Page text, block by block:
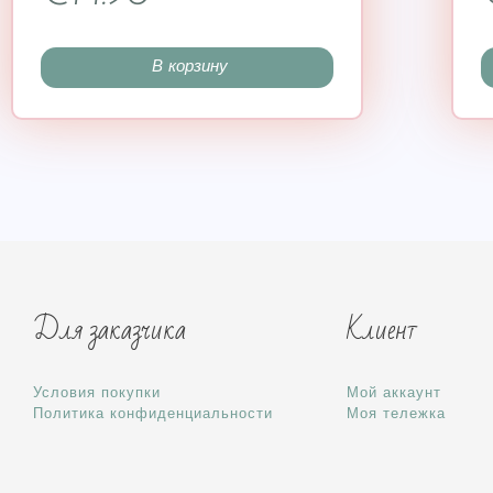
В корзину
Для заказчика
Условия покупки
Политика конфиденциальности
Клиент
Мой аккаунт
Моя тележка